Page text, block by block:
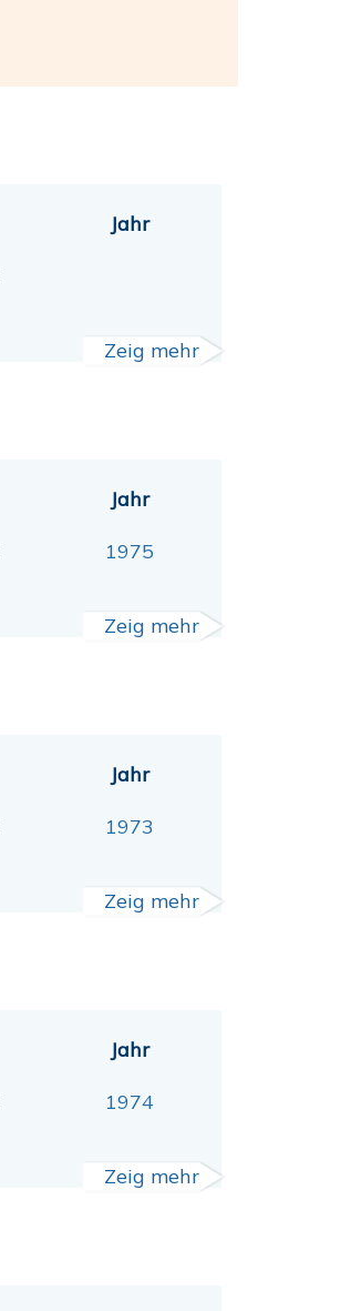
Jahr
Zeig mehr
Jahr
1975
Zeig mehr
Jahr
1973
Zeig mehr
Jahr
1974
Zeig mehr